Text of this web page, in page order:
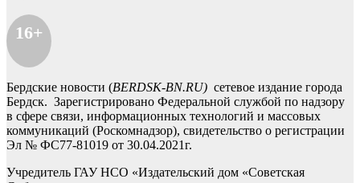
16+
Бердские новости (BERDSK-BN.RU) сетевое издание города
Бердск. Зарегистрировано Федеральной службой по надзору
в сфере связи, информационных технологий и массовых
коммуникаций (Роскомнадзор), свидетельство о регистрации
Эл № ФС77-81019 от 30.04.2021г.
Учредитель ГАУ НСО «Издательский дом «Советская